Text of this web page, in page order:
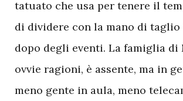
tatuato che usa per tenere il
di dividere con la mano di
dopo degli eventi. La famiglia di
ovvie ragioni, è assente, ma in
meno gente in aula, meno